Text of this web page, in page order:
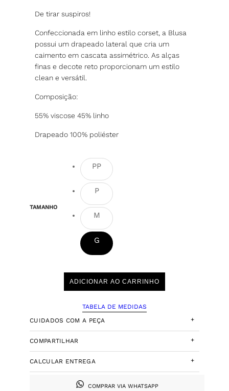
De tirar suspiros!
Confeccionada em linho estilo corset, a Blusa
possui um drapeado lateral que cria um
caimento em cascata assimétrico. As alças
finas e decote reto proporcionam um estilo
clean e versátil.
Composição:
55% viscose 45% linho
Drapeado 100% poliéster
TAMANHO
PP
P
M
G
ADICIONAR AO CARRINHO
TABELA DE MEDIDAS
CUIDADOS COM A PEÇA
+
COMPARTILHAR +
CALCULAR ENTREGA +
COMPRAR VIA WHATSAPP